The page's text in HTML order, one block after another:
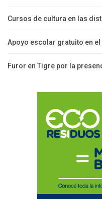
Cursos de cultura en las
Apoyo escolar gratuito en
Furor en Tigre por la